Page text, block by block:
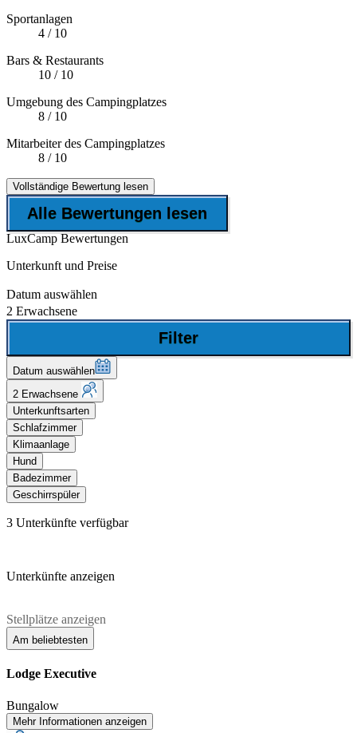
Sportanlagen
4 / 10
Bars & Restaurants
10 / 10
Umgebung des Campingplatzes
8 / 10
Mitarbeiter des Campingplatzes
8 / 10
Vollständige Bewertung lesen
Alle Bewertungen lesen
LuxCamp Bewertungen
Unterkunft und Preise
Datum auswählen
2 Erwachsene
Filter
Datum auswählen
2 Erwachsene
Unterkunftsarten
Schlafzimmer
Klimaanlage
Hund
Badezimmer
Geschirrspüler
3 Unterkünfte verfügbar
Unterkünfte anzeigen
Stellplätze anzeigen
Am beliebtesten
Lodge Executive
Bungalow
Mehr Informationen anzeigen